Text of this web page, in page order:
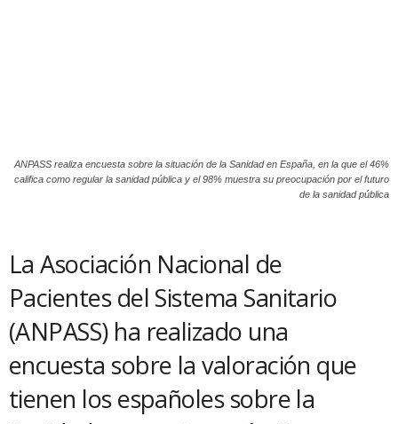
ANPASS realiza encuesta sobre la situación de la Sanidad en España, en la que el 46%
califica como regular la sanidad pública y el 98% muestra su preocupación por el futuro
de la sanidad pública
La Asociación Nacional de
Pacientes del Sistema Sanitario
(ANPASS) ha realizado una
encuesta sobre la valoración que
tienen los españoles sobre la